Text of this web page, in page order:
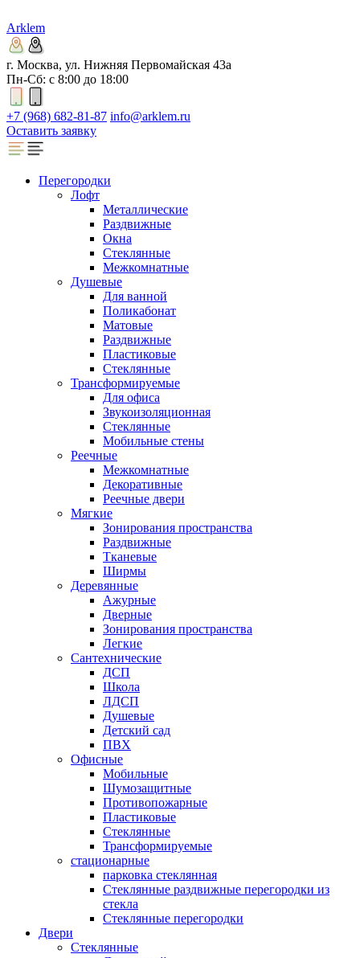
Arklem
г. Москва, ул. Нижняя Первомайская 43а
Пн-Сб: с 8:00 до 18:00
+7 (968) 682-81-87 info@arklem.ru
Оставить заявку
Перегородки
Лофт
Металлические
Раздвижные
Окна
Стеклянные
Межкомнатные
Душевые
Для ванной
Поликабонат
Матовые
Раздвижные
Пластиковые
Стеклянные
Трансформируемые
Для офиса
Звукоизоляционная
Стеклянные
Мобильные стены
Реечные
Межкомнатные
Декоративные
Реечные двери
Мягкие
Зонирования пространства
Раздвижные
Тканевые
Ширмы
Деревянные
Ажурные
Дверные
Зонирования пространства
Легкие
Сантехнические
ДСП
Школа
ЛДСП
Душевые
Детский сад
ПВХ
Офисные
Мобильные
Шумозащитные
Противопожарные
Пластиковые
Стеклянные
Трансформируемые
стационарные
парковка стеклянная
Стеклянные раздвижные перегородки из
стекла
Стеклянные перегородки
Двери
Стеклянные